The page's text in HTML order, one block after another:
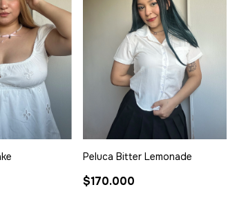
Peluca Bitter Lemonade
$170.000